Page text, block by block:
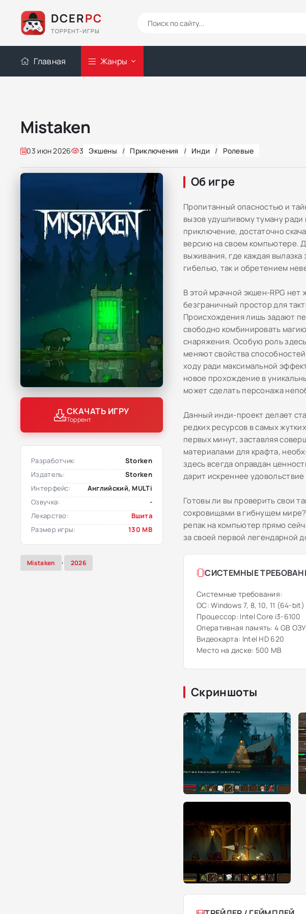
DCERPC
ТОРРЕНТ-ИГРЫ
Главная Жанры
Mistaken
03 июн 2026 3 Экшены / Приключения / Инди / Ролевые
СКАЧАТЬ ИГРУ
Торрент
Разработчик:
Storken
Издатель:
Storken
Интерфейс:
Английский, MULTi
Озвучка:
-
Лекарство:
Вшита
Размер игры:
130 MB
Mistaken , 2026
Об игре
Пропитанный опасностью и
вызов удушливому туману
приключение, достаточно
версию на своем компьютере.
выживания, где каждая
гибелью, так и обретением
В этой мрачной экшен-RPG нет
безграничный простор для
Происхождения лишь задают
свободно комбинировать
снаряжения. Особую роль
меняют свойства
ходу ради максимальной
новое прохождение в
может сделать персонажа
Данный инди-проект делает
редких ресурсов в самых
первых минут, заставляя
материалами для крафта,
здесь всегда оправдан
дарит искреннее
Готовы ли вы проверить свои
сокровищами в гибнущем
репак на компьютер прямо
за своей первой легендарной
СИСТЕМНЫЕ
Системные требования:
ОС: Windows 7, 8, 10, 11 (64-bit)
Процессор: Intel Core i3-6100
Оперативная память: 4 GB ОЗУ
Видеокарта: Intel HD 620
Место на диске: 500 MB
Скриншоты